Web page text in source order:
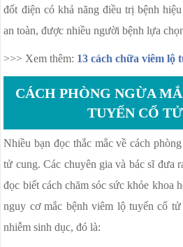
đốt điện có khả năng điều trị bệnh
an toàn, được nhiều người bệnh lựa
>>> Xem thêm: 13 cách chữa viêm lộ
CÁCH PHÒNG NGỪA
TUYẾN CỔ
Nhiều bạn đọc thắc mắc về cách
tử cung. Các chuyên gia và bác sĩ đưa
đọc biết cách chăm sóc sức khỏe khoa
nguy cơ mắc bệnh viêm lộ tuyến cổ
nhiễm sinh dục, đó là: